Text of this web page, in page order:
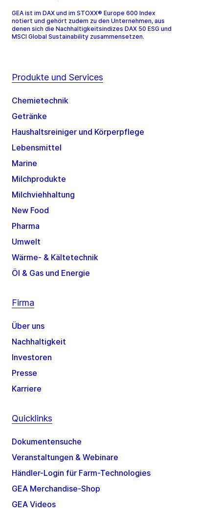
GEA ist im DAX und im STOXX® Europe 600 Index
notiert und gehört zudem zu den Unternehmen, aus
denen sich die Nachhaltigkeitsindizes DAX 50 ESG und
MSCI Global Sustainability zusammensetzen.
Produkte und Services
Chemietechnik
Getränke
Haushaltsreiniger und Körperpflege
Lebensmittel
Marine
Milchprodukte
Milchviehhaltung
New Food
Pharma
Umwelt
Wärme- & Kältetechnik
Öl & Gas und Energie
Firma
Über uns
Nachhaltigkeit
Investoren
Presse
Karriere
Quicklinks
Dokumentensuche
Veranstaltungen & Webinare
Händler-Login für Farm-Technologies
GEA Merchandise-Shop
GEA Videos